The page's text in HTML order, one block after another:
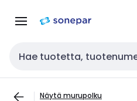
navigointiinsisältöön
Haku
Näytä murupolku